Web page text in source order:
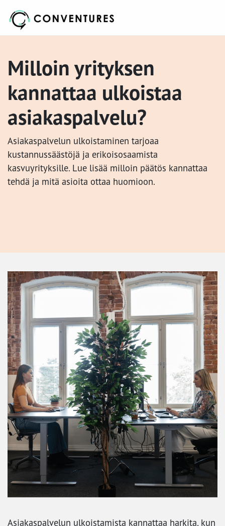
Milloin yrityksen
kannattaa ulkoistaa
asiakaspalvelu?
Asiakaspalvelun ulkoistaminen tarjoaa
kustannussäästöjä ja erikoisosaamista
kasvuyrityksille. Lue lisää milloin päätös kannattaa
tehdä ja mitä asioita ottaa huomioon.
Asiakaspalvelun ulkoistamista kannattaa harkita, kun